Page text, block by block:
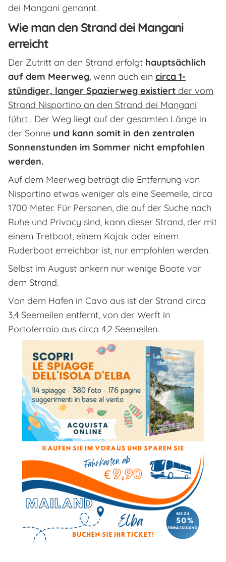
dei Mangani genannt.
Wie man den Strand dei Mangani
erreicht
Der Zutritt an den Strand erfolgt hauptsächlich
auf dem Meerweg, wenn auch ein circa 1-
stündiger, langer Spazierweg existiert der vom
Strand Nisportino an den Strand dei Mangani
führt . Der Weg liegt auf der gesamten Länge in
der Sonne und kann somit in den zentralen
Sonnenstunden im Sommer nicht empfohlen
werden.
Auf dem Meerweg beträgt die Entfernung von
Nisportino etwas weniger als eine Seemeile, circa
1700 Meter. Für Personen, die auf der Suche nach
Ruhe und Privacy sind, kann dieser Strand, der mit
einem Tretboot, einem Kajak oder einem
Ruderboot erreichbar ist, nur empfohlen werden.
Selbst im August ankern nur wenige Boote vor
dem Strand.
Von dem Hafen in Cavo aus ist der Strand circa
3,4 Seemeilen entfernt, von der Werft in
Portoferraio aus circa 4,2 Seemeilen.